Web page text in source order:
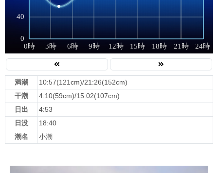
満潮
10:57(121cm)/21:26(152cm)
干潮
4:10(59cm)/15:02(107cm)
日出
4:53
日没
18:40
潮名
小潮